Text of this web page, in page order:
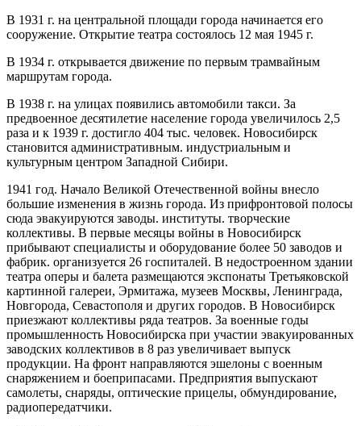
В 1931 г. на центральной площади города начинается его
сооружение. Открытие театра состоялось 12 мая 1945 г.
В 1934 г. открывается движение по первым трамвайным
маршрутам города.
В 1938 г. на улицах появились автомобили такси. За
предвоенное десятилетие население города увеличилось 2,5
раза и к 1939 г. достигло 404 тыс. человек. Новосибирск
становится административным. индустриальным и
культурным центром Западной Сибири.
1941 год. Начало Великой Отечественной войны внесло
большие изменения в жизнь города. Из прифронтовой полосы
сюда эвакуируются заводы. институты. творческие
коллективы. В первые месяцы войны в Новосибирск
прибывают специалисты и оборудование более 50 заводов и
фабрик. организуется 26 госпиталей. В недостроенном здании
театра оперы и балета размещаются экспонаты Третьяковской
картинной галереи, Эрмитажа, музеев Москвы, Ленинграда,
Новгорода, Севастополя и других городов. В Новосибирск
приезжают коллективы ряда театров. За военные годы
промышленность Новосибирска при участии эвакуированных
заводских коллективов в 8 раз увеличивает выпуск
продукции. На фронт направляются эшелоны с военным
снаряжением и боеприпасами. Предприятия выпускают
самолеты, снаряды, оптические прицелы, обмундирование,
радиопередатчики.